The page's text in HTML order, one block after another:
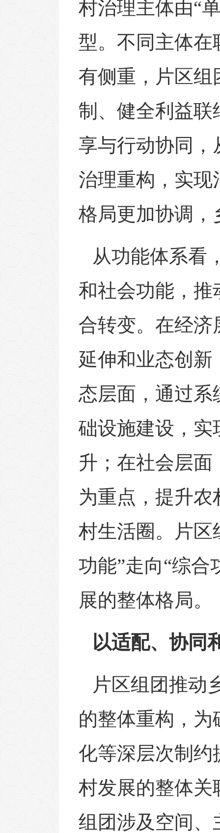
村治理主体由“
型。不同主体在
有侧重，片区组
制、健全利益联
享与行动协同，
治理重构，实
格局更加协调，
从功能体系看
和社会功能，推
合转变。在经
延伸和业态创
态层面，通过
础设施建设，实
升；在社会层
为重点，提升
村生活圈。片区
功能”走向“综合
展的整体格局。
以适配、协同
片区组团推动
的整体重构，
化等深层次制约
村发展的整体关
组团涉及空间、